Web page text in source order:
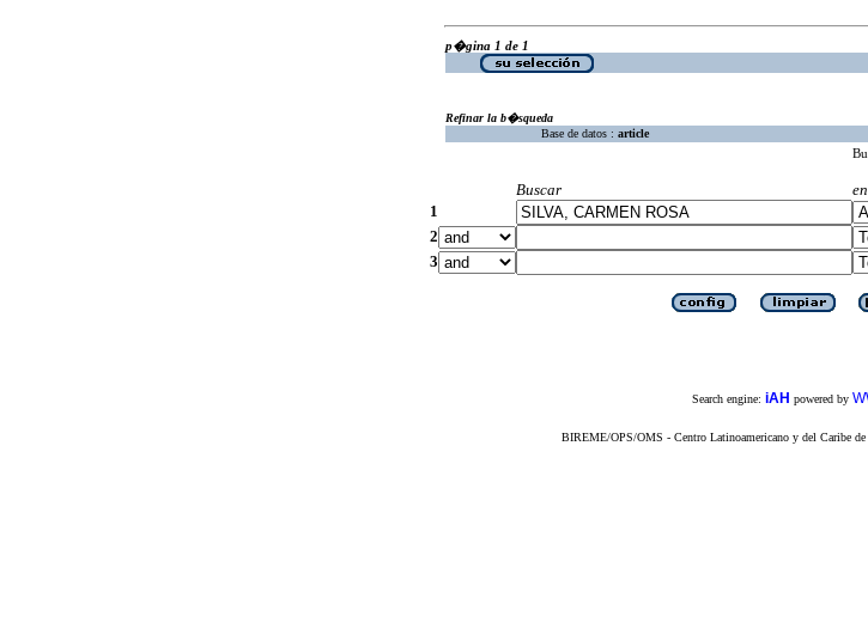
p�gina 1 de 1
Refinar la b�squeda
Base de datos : article
Buscar
1
2
3
Search engine: iAH powered by
BIREME/OPS/OMS - Centro Latinoamericano y del Caribe